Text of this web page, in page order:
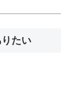
たい